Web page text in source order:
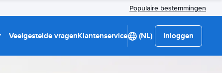
Populaire bestemmingen
Veelgestelde vragenKlantenservice (NL) Inloggen